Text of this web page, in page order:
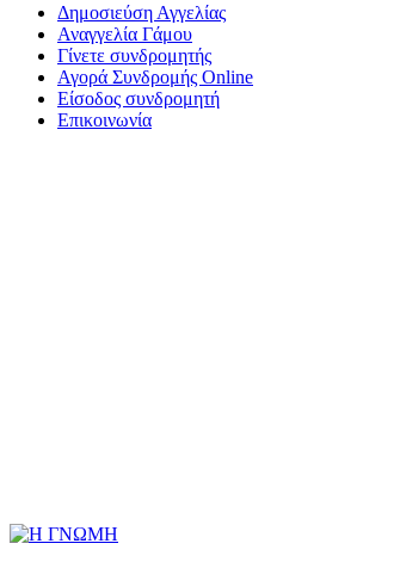
Δημοσιεύση Αγγελίας
Αναγγελία Γάμου
Γίνετε συνδρομητής
Αγορά Συνδρομής Online
Είσοδος συνδρομητή
Επικοινωνία